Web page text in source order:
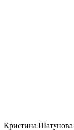
Кристина Шатунова